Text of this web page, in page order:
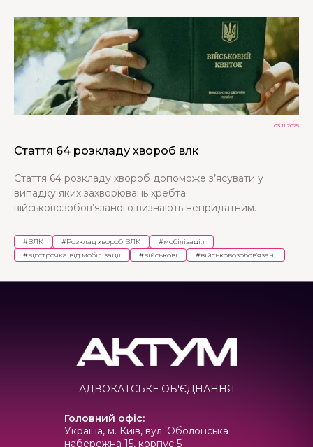
03.11.2025
Стаття 64 розкладу хвороб влк
Стаття 64 розкладу хвороб допоможе з’ясувати у
випадку яких захворювань хребта
військовозобов’язаного визнають непридатним.
#ВЛК #Розклад хвороб ВЛК #мобілізація
#відстрочка від мобілізації #військові #військовозобов'язані
АДВОКАТСЬКЕ ОБ'ЄДНАННЯ
Головний офіс:
Україна, м. Київ, вул. Оболонська
набережна 15, корпус 5